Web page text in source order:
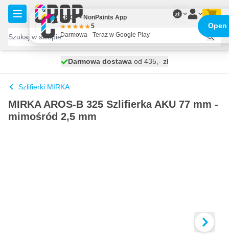
Przejdź do treści
zł
wysyłka jutro
Darmowa dostawa od 435,- zł
100 dni
Szlifierki MIRKA
MIRKA AROS-B 325 Szlifierka AKU 77 mm -
mimośród 2,5 mm
CROP - NonPaints App
5
Darmowa - Teraz w Google Play
Open